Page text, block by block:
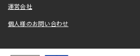
運営会社
個人様のお問い合わせ